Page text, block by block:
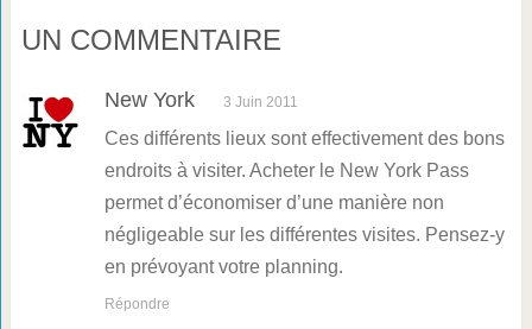
UN COMMENTAIRE
New York 3 Juin 2011
Ces différents lieux sont effectivement des bons
endroits à visiter. Acheter le New York Pass
permet d’économiser d’une manière non
négligeable sur les différentes visites. Pensez-y
en prévoyant votre planning.
Répondre